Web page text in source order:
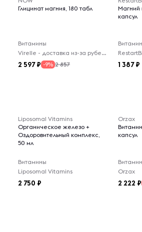
Глицинат магния, 180 табл
Витамины
Virelle - доставка из-за рубежа
2 597 -9% 2 857
Магний
капсул
1 387
Liposomal Vitamins
Органическое железо +
Оздоровительный комплекс,
50 мл
Витамины
Liposomal Vitamins
2 750
Orzax
капсул
Orzax
2 222